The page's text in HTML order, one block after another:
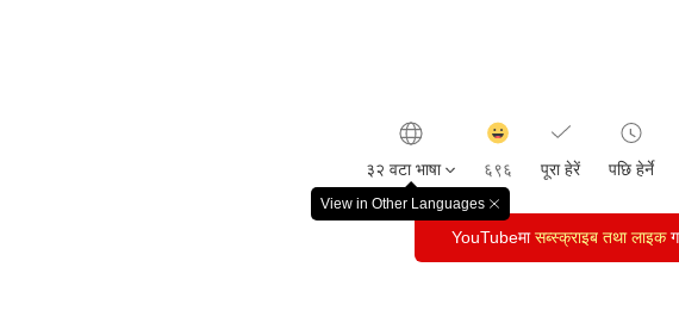
३२ वटा भाषा
View in Other Languages
창
닫
기
클
릭
수
६९६ पूरा हेरें पछि हेर्ने
YouTubeमासब्स्क्राइब तथा लाइक